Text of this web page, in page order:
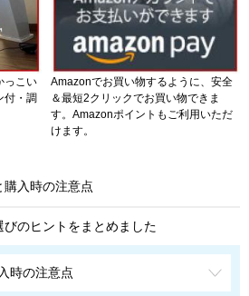
っこい
付・調
Amazonでお買い物するように、安全
＆最短2クリックでお買い物できま
す。Amazonポイントもご利用いただ
けます。
入時の注意点
のヒントをまとめました
時の注意点